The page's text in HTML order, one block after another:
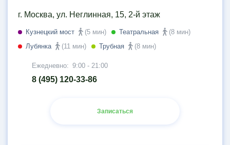
г. Москва, ул. Неглинная, 15, 2-й этаж
Кузнецкий мост (5 мин) Театральная
(8 мин)
Лубянка
(11 мин) Трубная (8 мин)
Ежедневно: 9:00 - 21:00
8 (495) 120-33-86
Записаться